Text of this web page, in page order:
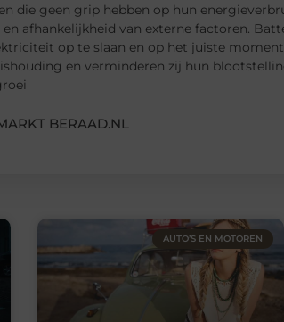
die geen grip hebben op hun
afhankelijkheid van externe factoren.
op te slaan en op het juiste
en verminderen zij hun
BERAAD.NL
AUTO’S EN MOTOREN